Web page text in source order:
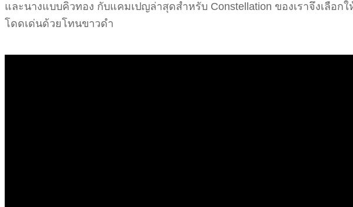
และนางแบบคิวทอง กับแคมเปญล่าสุดสำหรับ Constellation ของเราจึงเลือ
โดดเด่นด้วยโทนขาวดำ